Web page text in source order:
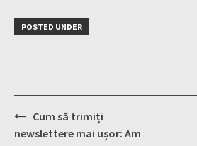
POSTED UNDER
Post
navigation
Cum să trimiți
newslettere mai ușor: Am